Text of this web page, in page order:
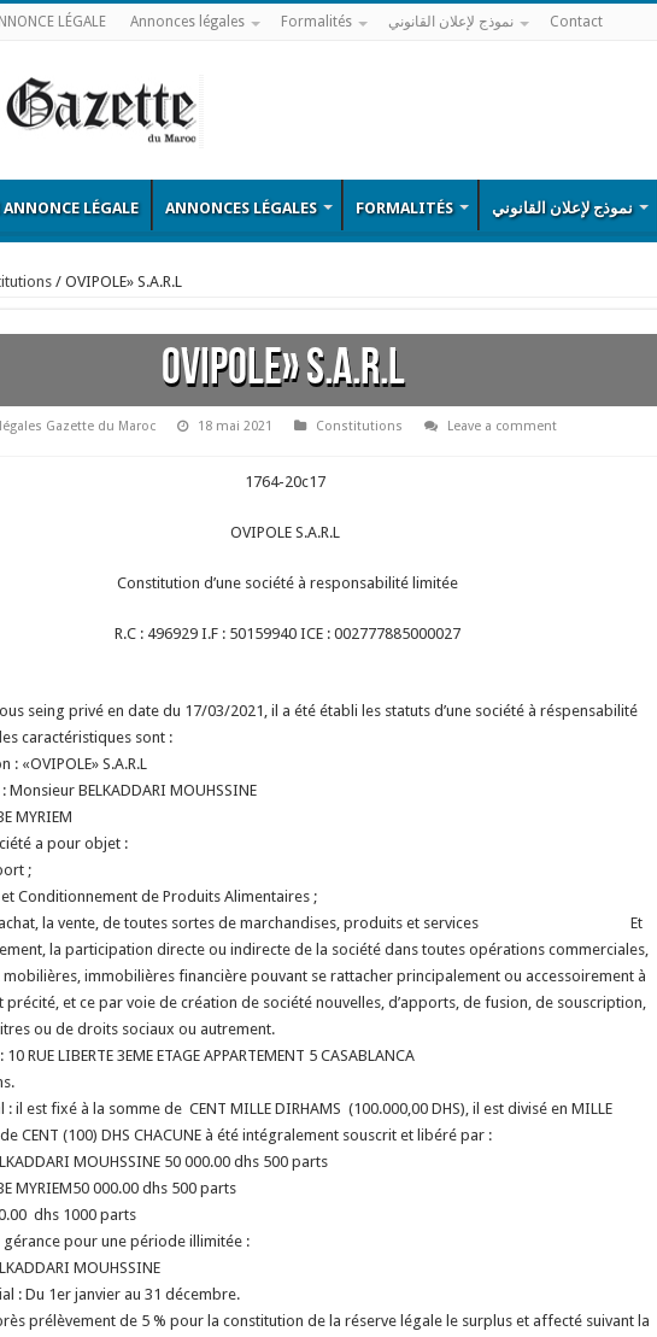
LÉGALE Annonces légales Formalités نموذج لإعلان القانوني Contact
LÉGALE ANNONCES LÉGALES FORMALITÉS نموذج لإعلان القانوني
/ OVIPOLE» S.A.R.L
OVIPOLE» S.A.R.L
Gazette du Maroc 18 mai 2021 Constitutions
Leave a comment
1764-20c17
OVIPOLE S.A.R.L
Constitution d’une société à responsabilité limitée
R.C : 496929 I.F : 50159940 ICE : 002777885000027
seing privé en date du 17/03/2021, il a été établi les statuts d’une société à réspensabilité
caractéristiques sont :
: «OVIPOLE» S.A.R.L
Monsieur BELKADDARI MOUHSSINE
MYRIEM
a pour objet :
;
et Conditionnement de Produits Alimentaires ;
l’achat, la vente, de toutes sortes de marchandises, produits et services Et
la participation directe ou indirecte de la société dans toutes opérations commerciales,
immobilières financière pouvant se rattacher principalement ou accessoirement à
précité, et ce par voie de création de société nouvelles, d’apports, de fusion, de souscription,
ou de droits sociaux ou autrement.
RUE LIBERTE 3EME ETAGE APPARTEMENT 5 CASABLANCA
: il est fixé à la somme de CENT MILLE DIRHAMS (100.000,00 DHS), il est divisé en MILLE
CENT (100) DHS CHACUNE à été intégralement souscrit et libéré par :
MOUHSSINE 50 000.00 dhs 500 parts
MYRIEM50 000.00 dhs 500 parts
dhs 1000 parts
gérance pour une période illimitée :
BELKADDARI MOUHSSINE
: Du 1er janvier au 31 décembre.
prélèvement de 5 % pour la constitution de la réserve légale le surplus et affecté suivant la